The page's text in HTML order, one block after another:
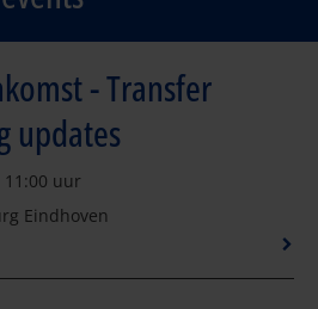
- Transfer
updates
11:00 uur
Eindhoven